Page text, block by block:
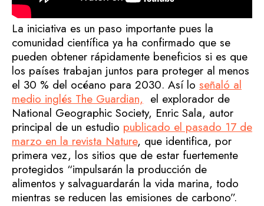
La iniciativa es un paso importante pues la
comunidad científica ya ha confirmado que se
pueden obtener rápidamente beneficios si es que
los países trabajan juntos para proteger al menos
el 30 % del océano para 2030. Así lo señaló al
medio inglés The Guardian, el explorador de
National Geographic Society, Enric Sala, autor
principal de un estudio publicado el pasado 17 de
marzo en la revista Nature, que identifica, por
primera vez, los sitios que de estar fuertemente
protegidos “impulsarán la producción de
alimentos y salvaguardarán la vida marina, todo
mientras se reducen las emisiones de carbono”.